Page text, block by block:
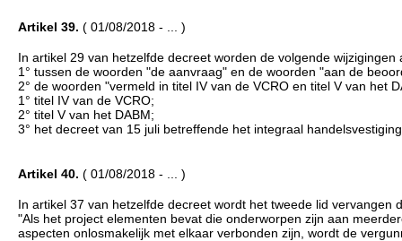
Artikel 39. ( 01/08/2018 - ... )
In artikel 29 van hetzelfde decreet worden de volgende wijzigingen
1° tussen de woorden "de aanvraag" en de woorden "aan de
2° de woorden "vermeld in titel IV van de VCRO en titel V van het
1° titel IV van de VCRO;
2° titel V van het DABM;
3° het decreet van 15 juli betreffende het integraal
Artikel 40. ( 01/08/2018 - ... )
In artikel 37 van hetzelfde decreet wordt het tweede lid vervangen
"Als het project elementen bevat die onderworpen zijn aan
aspecten onlosmakelijk met elkaar verbonden zijn, wordt de